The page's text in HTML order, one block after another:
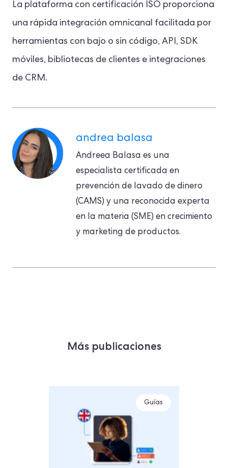
La plataforma con certificación ISO proporciona
una rápida integración omnicanal facilitada por
herramientas con bajo o sin código, API, SDK
móviles, bibliotecas de clientes e integraciones
de CRM.
andrea balasa
Andreea Balasa es una
especialista certificada en
prevención de lavado de dinero
(CAMS) y una reconocida experta
en la materia (SME) en crecimiento
y marketing de productos.
Más publicaciones
Guías